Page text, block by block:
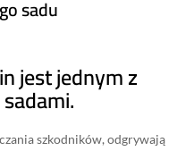
sadu
jest jednym z
szkodników, odgrywają